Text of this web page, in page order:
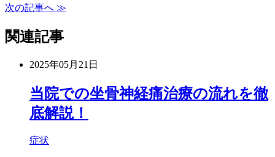
次の記事へ ≫
関連記事
2025年05月21日
当院での坐骨神経痛治療の流れを徹
底解説！
症状